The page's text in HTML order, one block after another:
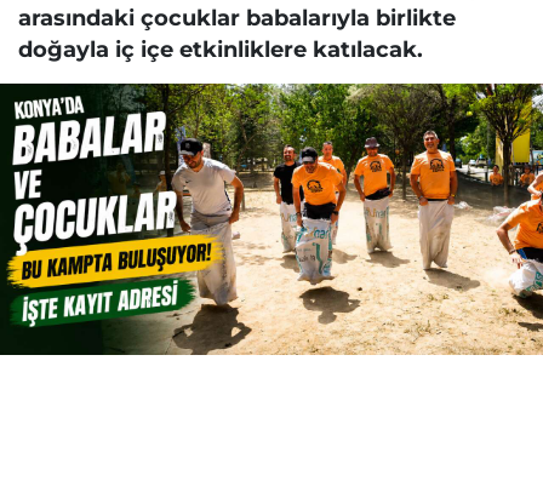
arasındaki çocuklar babalarıyla birlikte
doğayla iç içe etkinliklere katılacak.